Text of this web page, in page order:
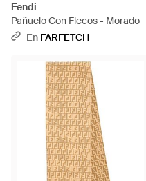
Fendi
Pañuelo Con Flecos - Morado
En FARFETCH